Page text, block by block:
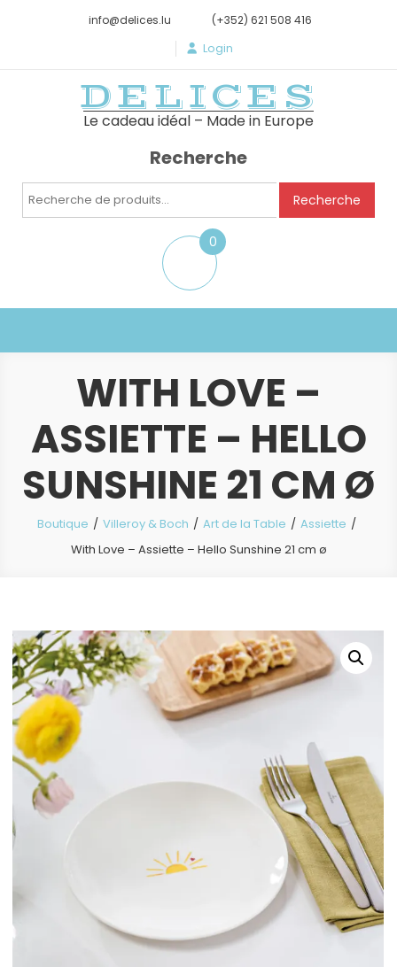
info@delices.lu (+352) 621 508 416
Login
DELICES
Le cadeau idéal – Made in Europe
Recherche
Recherche
Recherche
0
item
WITH LOVE –
ASSIETTE – HELLO
SUNSHINE 21 CM Ø
Boutique Villeroy & Boch Art de la Table
Assiette
With Love – Assiette – Hello Sunshine 21 cm ø